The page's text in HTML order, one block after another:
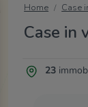
Home Case
Case in
23